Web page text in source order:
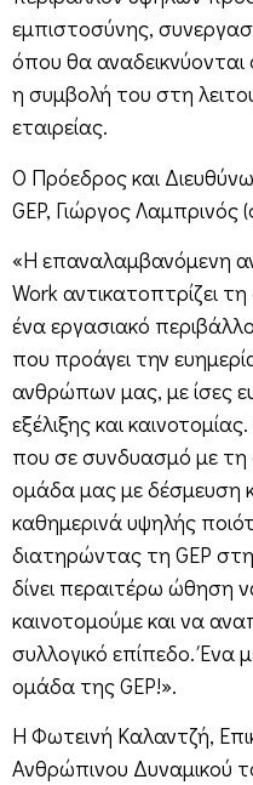
εμπιστοσύνης,
όπου θα αναδεικνύονται
η συμβολή του στη
εταιρείας.
Ο Πρόεδρος και
GEP, Γιώργος Λαμπρινός
«Η επαναλαμβανόμενη
Work αντικατοπτρίζει
ένα εργασιακό
που προάγει την
ανθρώπων μας, με ίσες
εξέλιξης και
που σε συνδυασμό με τη
ομάδα μας με δέσμευση
καθημερινά υψηλής
διατηρώντας τη GEP
δίνει περαιτέρω ώθηση
καινοτομούμε και να
συλλογικό επίπεδο. Ένα
ομάδα της GEP!».
Η Φωτεινή Καλαντζή,
Ανθρώπινου Δυναμικού